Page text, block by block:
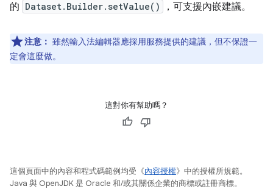
的 Dataset.Builder.setValue() ，可支援內嵌建議。
注意： 雖然輸入法編輯器應採用服務提供的建議，但不保證一
定會這麼做。
這對你有幫助嗎？
這個頁面中的內容和程式碼範例均受《內容授權》中的授權所規範。
Java 與 OpenJDK 是 Oracle 和/或其關係企業的商標或註冊商標。